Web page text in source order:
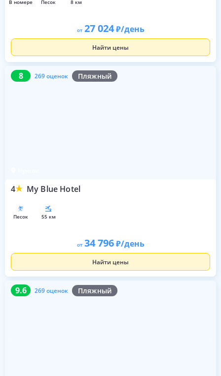
в номере песок 8 км
от 27 024 /день
Найти цены
8 269 оценок Пляжный
4 My Blue Hotel
8 269 оценок
песок 55 км
от 34 796 /день
Найти цены
9.6 269 оценок Пляжный
9.6 269 оценок